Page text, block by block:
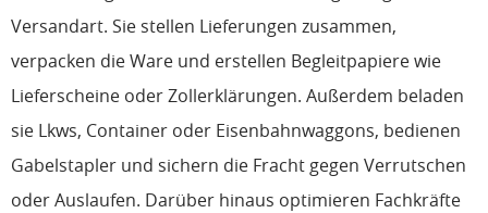
Versandart. Sie stellen Lieferungen zusammen,
verpacken die Ware und erstellen Begleitpapiere wie
Lieferscheine oder Zollerklärungen. Außerdem beladen
sie Lkws, Container oder Eisenbahnwaggons, bedienen
Gabelstapler und sichern die Fracht gegen Verrutschen
oder Auslaufen. Darüber hinaus optimieren Fachkräfte